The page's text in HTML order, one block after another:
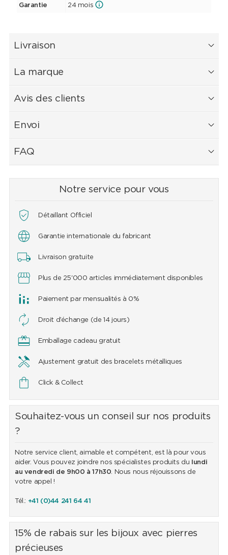
Garantie 24 mois
Livraison
La marque
Avis des clients
Envoi
FAQ
Notre service pour vous
Détaillant Officiel
Garantie internationale du fabricant
Livraison gratuite
Plus de 25'000 articles immédiatement disponibles
Paiement par mensualités à 0%
Droit d’échange (de 14 jours)
Emballage cadeau gratuit
Ajustement gratuit des bracelets métalliques
Click & Collect
Souhaitez-vous un conseil sur nos produits
?
Notre service client, aimable et compétent, est là pour vous
aider. Vous pouvez joindre nos spécialistes produits du
lundi
au vendredi de 9h00 à 17h30. Nous nous réjouissons de
votre appel !
Tél.: +41 (0)44 241 64 41
15% de rabais sur les bijoux avec pierres
précieuses